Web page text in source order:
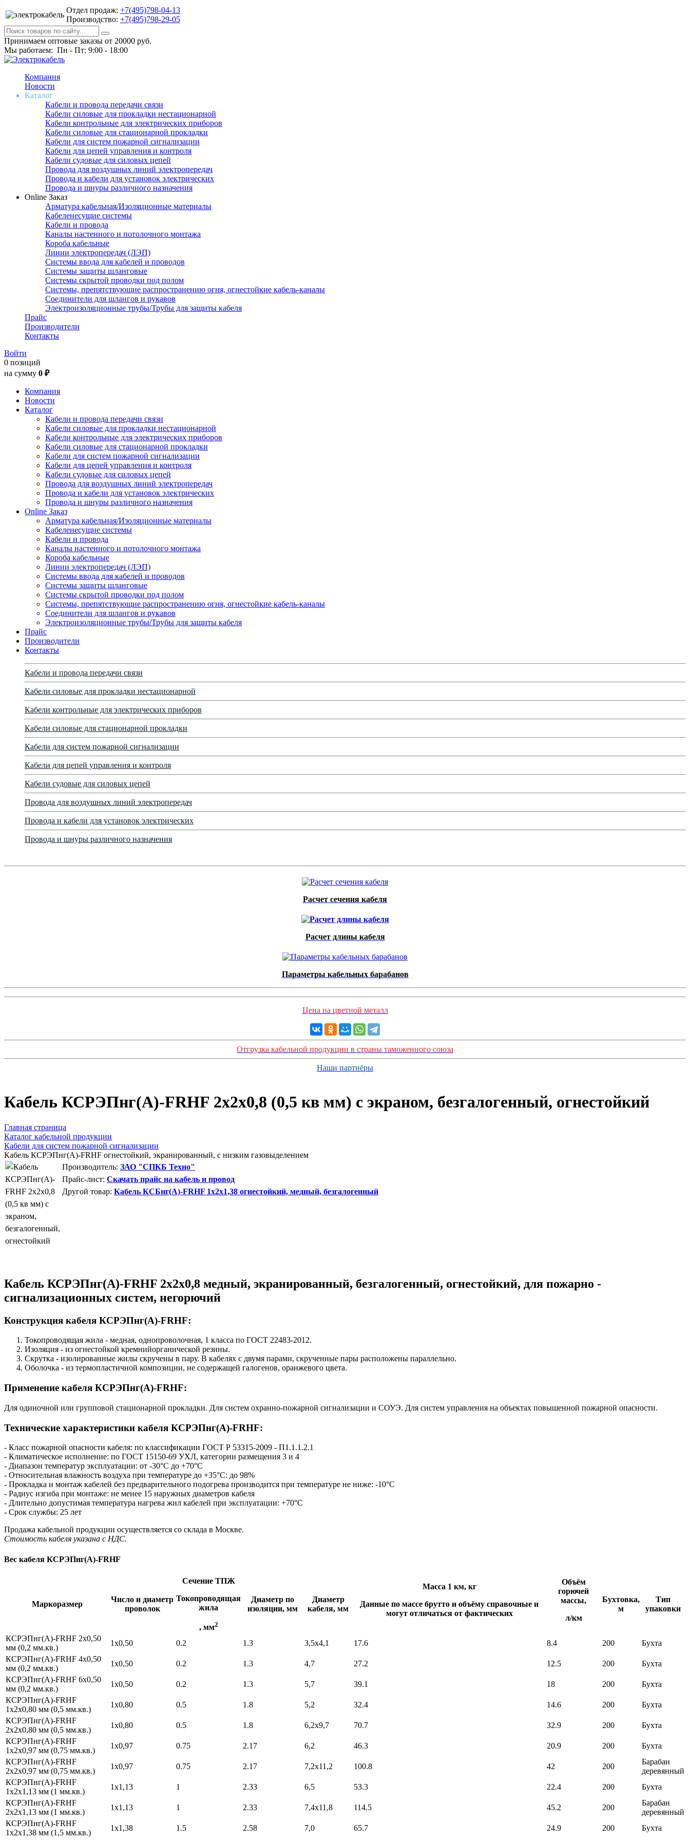
Отдел продаж: +7(495)798-04-13
Производство: +7(495)798-29-05
Принимаем оптовые заказы от 20000 руб.
Мы работаем: Пн - Пт: 9:00 - 18:00
Компания
Новости
Каталог
Кабели и провода передачи связи
Кабели силовые для прокладки нестационарной
Кабели контрольные для электрических приборов
Кабели силовые для стационарной прокладки
Кабели для систем пожарной сигнализации
Кабели для цепей управления и контроля
Кабели судовые для силовых цепей
Провода для воздушных линий электропередач
Провода и кабели для установок электрических
Провода и шнуры различного назначения
Online Заказ
Арматура кабельная/Изоляционные материалы
Кабеленесущие системы
Кабели и провода
Каналы настенного и потолочного монтажа
Короба кабельные
Линии электропередач (ЛЭП)
Системы ввода для кабелей и проводов
Системы защиты шланговые
Системы скрытой проводки под полом
Системы, препятствующие распространению огня, огнестойкие кабель-каналы
Соединители для шлангов и рукавов
Электроизоляционные трубы/Трубы для защиты кабеля
Прайс
Производители
Контакты
Войти
0 позиций
на сумму 0 ₽
Компания
Новости
Каталог
Кабели и провода передачи связи
Кабели силовые для прокладки нестационарной
Кабели контрольные для электрических приборов
Кабели силовые для стационарной прокладки
Кабели для систем пожарной сигнализации
Кабели для цепей управления и контроля
Кабели судовые для силовых цепей
Провода для воздушных линий электропередач
Провода и кабели для установок электрических
Провода и шнуры различного назначения
Online Заказ
Арматура кабельная/Изоляционные материалы
Кабеленесущие системы
Кабели и провода
Каналы настенного и потолочного монтажа
Короба кабельные
Линии электропередач (ЛЭП)
Системы ввода для кабелей и проводов
Системы защиты шланговые
Системы скрытой проводки под полом
Системы, препятствующие распространению огня, огнестойкие кабель-каналы
Соединители для шлангов и рукавов
Электроизоляционные трубы/Трубы для защиты кабеля
Прайс
Производители
Контакты
Кабели и провода передачи связи
Кабели силовые для прокладки нестационарной
Кабели контрольные для электрических приборов
Кабели силовые для стационарной прокладки
Кабели для систем пожарной сигнализации
Кабели для цепей управления и контроля
Кабели судовые для силовых цепей
Провода для воздушных линий электропередач
Провода и кабели для установок электрических
Провода и шнуры различного назначения
Расчет сечения кабеля
Расчет длины кабеля
Параметры кабельных барабанов
Цена на цветной металл
Отгрузка кабельной продукции в страны таможенного союза
Наши партнёры
Кабель КСРЭПнг(А)-FRHF 2х2х0,8 (0,5 кв мм) с экраном, безгалогенный, огнестойкий
Главная страница
Каталог кабельной продукции
Кабели для систем пожарной сигнализации
Кабель КСРЭПнг(А)-FRHF огнестойкий, экранированный, с низким газовыделением
Производитель: ЗАО "СПКБ Техно"
Прайс-лист: Скачать прайс на кабель и провод
Другой товар: Кабель КСБнг(А)-FRHF 1х2х1,38 огнестойкий, медный, безгалогенный
Кабель КСРЭПнг(А)-FRHF 2х2х0,8 медный, экранированный, безгалогенный, огнестойкий, для пожарно -
сигнализационных систем, негорючий
Конструкция кабеля КСРЭПнг(А)-FRHF:
Токопроводящая жила - медная, однопроволочная, 1 класса по ГОСТ 22483-2012.
Изоляция - из огнестойкой кремнийорганической резины.
Скрутка - изолированные жилы скручены в пару. В кабелях с двумя парами, скрученные пары расположены параллельно.
Оболочка - из термопластичной композиции, не содержащей галогенов, оранжевого цвета.
Применение кабеля КСРЭПнг(А)-FRHF:
Для одиночной или групповой стационарной прокладки. Для систем охранно-пожарной сигнализации и СОУЭ. Для систем управления на объектах повышенной пожарной опасности.
Технические характеристики кабеля КСРЭПнг(А)-FRHF:
- Класс пожарной опасности кабеля: по классификации ГОСТ Р 53315-2009 - П1.1.1.2.1
- Климатическое исполнение: по ГОСТ 15150-69 УХЛ, категории размещения 3 и 4
- Диапазон температур эксплуатации: от -30°С до +70°С
- Относительная влажность воздуха при температуре до +35°С: до 98%
- Прокладка и монтаж кабелей без предварительного подогрева производится при температуре не ниже: -10°С
- Радиус изгиба при монтаже: не менее 15 наружных диаметров кабеля
- Длительно допустимая температура нагрева жил кабелей при эксплуатации: +70°С
- Срок службы: 25 лет
Продажа кабельной продукции осуществляется со склада в Москве.
Стоимость кабеля указана с НДС.
Вес кабеля КСРЭПнг(А)-FRHF
Маркоразмер
Число и диаметр
проволок
Сечение ТПЖ
Токопроводящая
жила
, мм2
Диаметр по
изоляции, мм
Диаметр
кабеля, мм
Масса 1 км, кг
Данные по массе брутто и объёму справочные и
могут отличаться от фактических
Объём
горючей
массы,
л/км
Бухтовка,
м
Тип
упаковки
КСРЭПнг(А)-FRHF 2х0,50
мм (0,2 мм.кв.)
1х0,50 0.2 1.3 3,5х4,1 17.6 8.4 200
Бухта
КСРЭПнг(А)-FRHF 4х0,50
мм (0,2 мм.кв.)
1х0,50 0.2 1.3 4,7 27.2 12.5 200
Бухта
КСРЭПнг(А)-FRHF 6х0,50
мм (0,2 мм.кв.)
1х0,50 0.2 1.3 5,7 39.1 18 200
Бухта
КСРЭПнг(А)-FRHF
1х2х0,80 мм (0,5 мм.кв.)
1х0,80 0.5 1.8 5,2 32.4 14.6 200
Бухта
КСРЭПнг(А)-FRHF
2х2х0,80 мм (0,5 мм.кв.)
1х0,80 0.5 1.8 6,2х9,7 70.7 32.9 200
Бухта
КСРЭПнг(А)-FRHF
1х2х0,97 мм (0,75 мм.кв.)
1х0,97 0.75 2.17 6,2 46.3 20.9 200
Бухта
КСРЭПнг(А)-FRHF
2х2х0,97 мм (0,75 мм.кв.)
1х0,97 0.75 2.17 7,2х11,2 100.8 42 200
Барабан
деревянный
КСРЭПнг(А)-FRHF
1х2х1,13 мм (1 мм.кв.)
1х1,13 1 2.33 6,5 53.3 22.4 200
Бухта
КСРЭПнг(А)-FRHF
2х2х1,13 мм (1 мм.кв.)
1х1,13 1 2.33 7,4х11,8 114.5 45.2 200
Барабан
деревянный
КСРЭПнг(А)-FRHF
1х2х1,38 мм (1,5 мм.кв.)
1х1,38 1.5 2.58 7,0 65.7 24.9 200
Бухта